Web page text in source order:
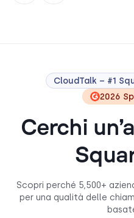
CloudTalk – #1
2026
Cerchi
Scopri perché 5,500+
per una qualità delle